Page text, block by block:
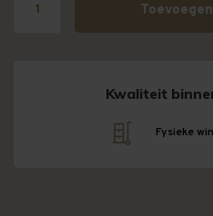
Kwaliteit
Fysieke